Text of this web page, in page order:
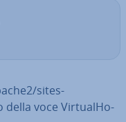
sites-
della voce Vir­tua­lHo­